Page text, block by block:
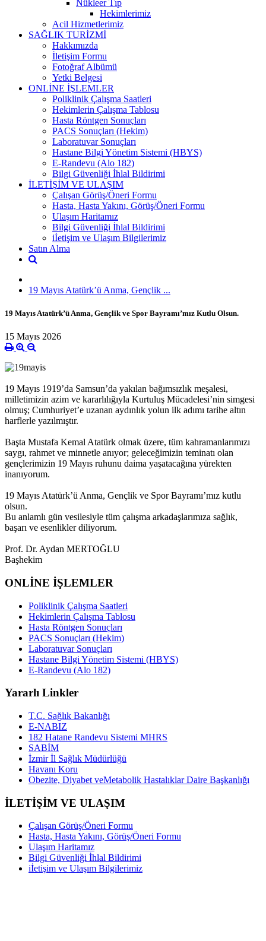
Nükleer Tıp
Hekimlerimiz
Acil Hizmetlerimiz
SAĞLIK TURİZMİ
Hakkımızda
İletişim Formu
Fotoğraf Albümü
Yetki Belgesi
ONLİNE İŞLEMLER
Poliklinik Çalışma Saatleri
Hekimlerin Çalışma Tablosu
Hasta Röntgen Sonuçları
PACS Sonuçları (Hekim)
Laboratuvar Sonuçları
Hastane Bilgi Yönetim Sistemi (HBYS)
E-Randevu (Alo 182)
Bilgi Güvenliği İhlal Bildirimi
İLETİŞİM VE ULAŞIM
Çalışan Görüş/Öneri Formu
Hasta, Hasta Yakını, Görüş/Öneri Formu
Ulaşım Haritamız
Bilgi Güvenliği İhlal Bildirimi
iİetişim ve Ulaşım Bilgilerimiz
Satın Alma
19 Mayıs Atatürk’ü Anma, Gençlik ...
19 Mayıs Atatürk’ü Anma, Gençlik ve Spor Bayramı’mız Kutlu Olsun.
15 Mayıs 2026
19 Mayıs 1919’da Samsun’da yakılan bağımsızlık meşalesi,
milletimizin azim ve kararlılığıyla Kurtuluş Mücadelesi’nin simgesi
olmuş; Cumhuriyet’e uzanan aydınlık yolun ilk adımı tarihe altın
harflerle yazılmıştır.
Başta Mustafa Kemal Atatürk olmak üzere, tüm kahramanlarımızı
saygı, rahmet ve minnetle anıyor; geleceğimizin teminatı olan
gençlerimizin 19 Mayıs ruhunu daima yaşatacağına yürekten
inanıyorum.
19 Mayıs Atatürk’ü Anma, Gençlik ve Spor Bayramı’mız kutlu
olsun.
Bu anlamlı gün vesilesiyle tüm çalışma arkadaşlarımıza sağlık,
başarı ve esenlikler diliyorum.
Prof. Dr. Aydan MERTOĞLU
Başhekim
ONLİNE İŞLEMLER
Poliklinik Çalışma Saatleri
Hekimlerin Çalışma Tablosu
Hasta Röntgen Sonuçları
PACS Sonuçları (Hekim)
Laboratuvar Sonuçları
Hastane Bilgi Yönetim Sistemi (HBYS)
E-Randevu (Alo 182)
Yararlı Linkler
T.C. Sağlık Bakanlığı
E-NABIZ
182 Hatane Randevu Sistemi MHRS
SABİM
İzmir İl Sağlık Müdürlüğü
Havanı Koru
Obezite, Diyabet veMetabolik Hastalıklar Daire Başkanlığı
İLETİŞİM VE ULAŞIM
Çalışan Görüş/Öneri Formu
Hasta, Hasta Yakını, Görüş/Öneri Formu
Ulaşım Haritamız
Bilgi Güvenliği İhlal Bildirimi
iİetişim ve Ulaşım Bilgilerimiz